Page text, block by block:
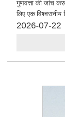
गुणवत्ता की जांच
लिए एक विश्वसनीय
2026-07-22